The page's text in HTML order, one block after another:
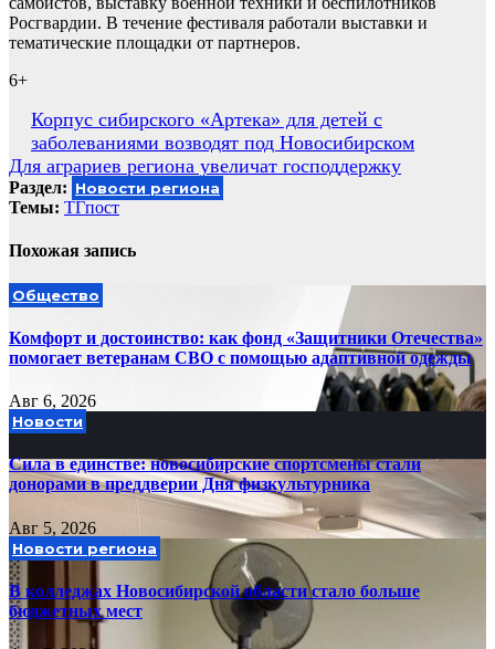
Росгвардии. В течение фестиваля работали выставки и
тематические площадки от партнеров.
6+
Навигация
по
записям
Корпус сибирского «Артека» для детей с
заболеваниями возводят под Новосибирском
Для аграриев региона увеличат господдержку
Раздел: Новости региона
Темы: ТГпост
Похожая запись
Общество
Комфорт и достоинство: как фонд «Защитники Отечества»
помогает ветеранам СВО с помощью адаптивной одежды
Авг 6, 2026
Новости
Сила в единстве: новосибирские спортсмены стали
донорами в преддверии Дня физкультурника
Авг 5, 2026
Новости региона
В колледжах Новосибирской области стало больше
бюджетных мест